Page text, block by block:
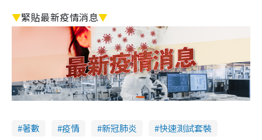
▼緊貼最新疫情消息▼
著數 疫情 新冠肺炎
快速測試套裝